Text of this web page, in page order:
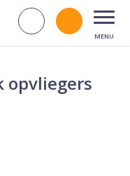
Zoek op
Bel
opvliegers